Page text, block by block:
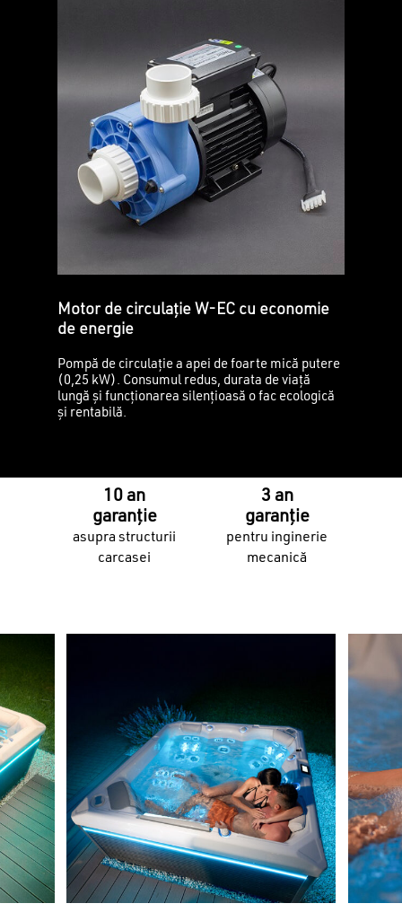
Motor de circulație W-EC cu economie
de energie
Pompă de circulație a apei de foarte mică putere
(0,25 kW). Consumul redus, durata de viață
lungă și funcționarea silențioasă o fac ecologică
și rentabilă.
10 an
garanție
asupra structurii
carcasei
3 an
garanție
pentru inginerie
mecanică